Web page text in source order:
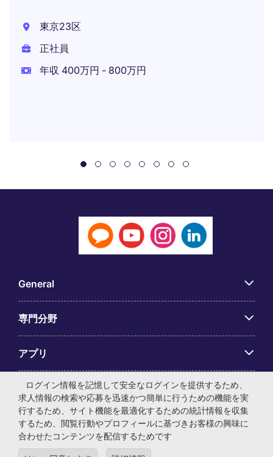
東京23区
正社員
年収 400万円 - 800万円
General
専門分野
アプリ
Employer Centre
ログイン情報を記憶して安全なログインを提供するため、
求人情報の検索や応募を迅速かつ簡単に行うための機能を実
行するため、サイト機能を最適化するための統計情報を収集
するため、閲覧行動やプロフィールに基づきお客様の興味に
合わせたコンテンツを配信するためです